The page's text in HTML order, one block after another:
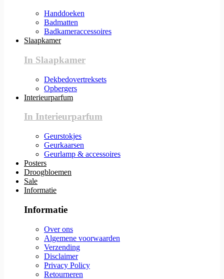
Handdoeken
Badmatten
Badkameraccessoires
Slaapkamer
In Slaapkamer
Dekbedovertreksets
Opbergers
Interieurparfum
In Interieurparfum
Geurstokjes
Geurkaarsen
Geurlamp & accessoires
Posters
Droogbloemen
Sale
Informatie
Informatie
Over ons
Algemene voorwaarden
Verzending
Disclaimer
Privacy Policy
Retourneren